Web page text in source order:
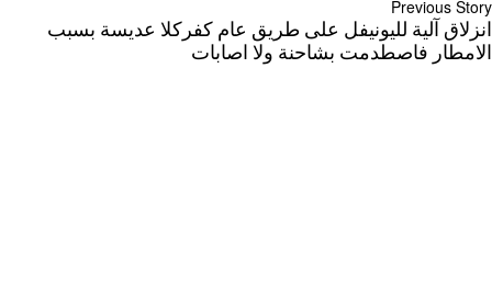
Previous Story
انزلاق آلية لليونيفل على طريق عام كفركلا عديسة بسبب
الامطار فاصطدمت بشاحنة ولا اصابات